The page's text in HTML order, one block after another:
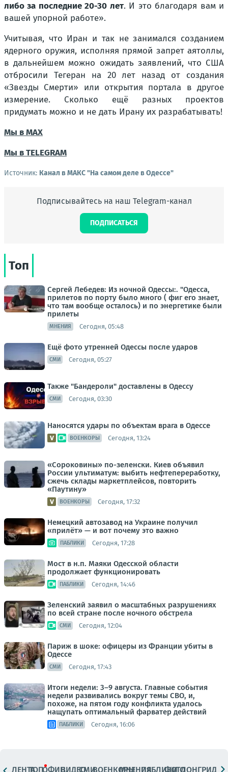
либо за последние 20-30 лет. И это благодаря вам и
вашей упорной работе».
Учитывая, что Иран и так не занимался созданием
ядерного оружия, исполняя прямой запрет аятоллы,
в дальнейшем можно ожидать заявлений, что США
отбросили Тегеран на 20 лет назад от создания
«Звезды Смерти» или открытия портала в другое
измерение. Сколько ещё разных проектов
придумать можно и не дать Ирану их разрабатывать!
Мы в МАХ
Мы в TELEGRAM
Источник: Канал в МАКС "На самом деле в Одессе"
Подписывайтесь на наш Telegram-канал
ПОДПИСАТЬСЯ
Топ
Сергей Лебедев: Из ночной Одессы:. "Одесса,
прилетов по порту было много ( фиг его знает,
что там вообще осталось) и по энергетике были
прилеты
МНЕНИЯ Сегодня, 05:48
Ещё фото утренней Одессы после ударов
СМИ Сегодня, 05:27
Также "Бандероли" доставлены в Одессу
СМИ Сегодня, 03:30
Наносятся удары по объектам врага в Одессе
ВОЕНКОРЫ Сегодня, 13:24
«Сороковины» по-зеленски. Киев объявил
России ультиматум: выбить нефтепереработку,
сжечь склады маркетплейсов, повторить
«Паутину»
ВОЕНКОРЫ Сегодня, 17:32
Немецкий автозавод на Украине получил
«прилёт» — и вот почему это важно
ПАБЛИКИ Сегодня, 17:28
Мост в н.п. Маяки Одесской области
продолжает функционировать
ПАБЛИКИ Сегодня, 14:46
Зеленский заявил о масштабных разрушениях
по всей стране после ночного обстрела
СМИ Сегодня, 12:04
Париж в шоке: офицеры из Франции убиты в
Одессе
СМИ Сегодня, 17:43
Итоги недели: 3–9 августа. Главные события
недели развивались вокруг темы СВО, и,
похоже, на пятом году конфликта удалось
нащупать оптимальный фарватер действий
ПАБЛИКИ Сегодня, 16:06
ЛЕНТАТОПОФИЦ.ВИДЕОСМИВОЕНКОРЫМНЕНИЯПАБЛИКИ
ФОТОЛОНГРИДЫ